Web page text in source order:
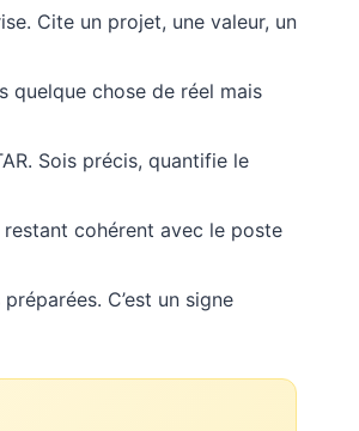
Cite un projet, une valeur, un
quelque chose de réel mais
Sois précis, quantifie le
cohérent avec le poste
C’est un signe